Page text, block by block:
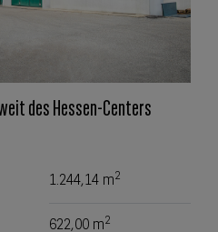
des Hessen-Centers
1.244,14 m2
622,00 m2